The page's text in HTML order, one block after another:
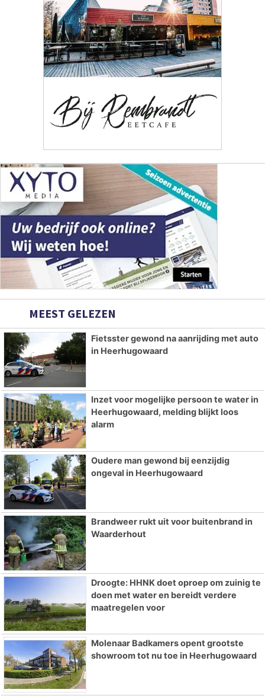
MEEST GELEZEN
Fietsster gewond na aanrijding met auto
in Heerhugowaard
Inzet voor mogelijke persoon te water in
Heerhugowaard, melding blijkt loos
alarm
Oudere man gewond bij eenzijdig
ongeval in Heerhugowaard
Brandweer rukt uit voor buitenbrand in
Waarderhout
Droogte: HHNK doet oproep om zuinig te
doen met water en bereidt verdere
maatregelen voor
Molenaar Badkamers opent grootste
showroom tot nu toe in Heerhugowaard